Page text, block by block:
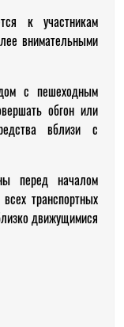
к участникам
внимательными
с пешеходным
обгон или
вблизи с
перед началом
транспортных
движущимися